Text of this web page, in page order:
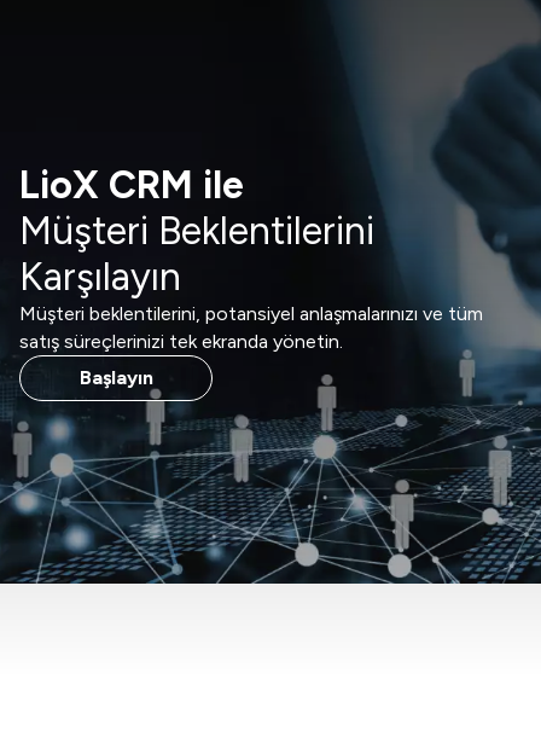
LioX CRM ile
Müşteri Beklentilerini
Karşılayın
Müşteri beklentilerini, potansiyel anlaşmalarınızı ve tüm
satış süreçlerinizi tek ekranda yönetin.
Başlayın